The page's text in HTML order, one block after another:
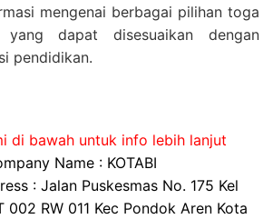
mengenai berbagai pilihan toga
dapat disesuaikan dengan
pendidikan.
di bawah untuk info lebih lanjut
Name : KOTABI
: Jalan Puskesmas No. 175 Kel
002 RW 011 Kec Pondok Aren Kota